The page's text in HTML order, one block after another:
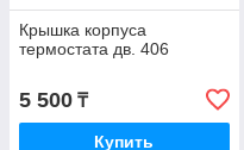
Крышка корпуса
термостата дв. 406
5 500 ₸
Купить